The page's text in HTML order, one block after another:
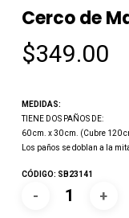
Cerco de
$349.00
MEDIDAS:
TIENE DOS PAÑOS DE:
60 cm. x 30 cm. (Cubre 120
Los paños se doblan a la
CÓDIGO: SB23141